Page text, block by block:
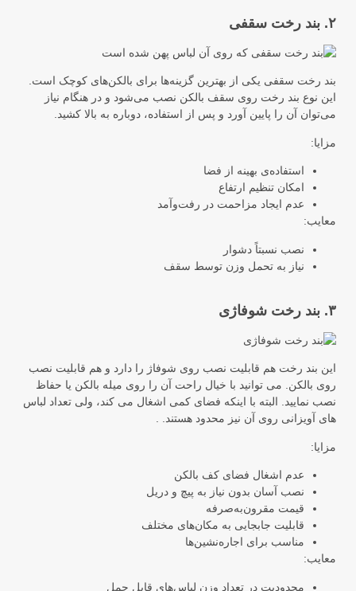
۲. بند رخت سقفی
بند رخت سقفی یکی از بهترین گزینه‌ها برای بالکن‌های کوچک است.
این نوع بند رخت روی سقف بالکن نصب می‌شود و در هنگام نیاز
می‌توان آن را پایین آورد و پس از استفاده، دوباره به بالا کشید.
مزایا:
استفاده‌ی بهینه از فضا
امکان تنظیم ارتفاع
عدم ایجاد مزاحمت در رفت‌وآمد
معایب:
نصب نسبتاً دشوار
نیاز به تحمل وزن توسط سقف
۳. بند رخت شوفاژی
این بند رخت هم قابلیت نصب روی شوفاژ را دارد و هم قابلیت نصب
روی بالکن. می توانید با خیال راحت آن را روی میله بالکن یا حفاظ
نصب نمایید. البته با اینکه فضای کمی اشغال می کند، ولی تعداد لباس
های آویزانی روی آن نیز محدود هستند. .
مزایا:
عدم اشغال فضای کف بالکن
نصب آسان بدون نیاز به پیچ و دریل
قیمت مقرون‌به‌صرفه
قابلیت جابجایی به مکان‌های مختلف
مناسب برای اجاره‌نشین‌ها
معایب:
محدودیت در تعداد وزن لباس‌های قابل حمل